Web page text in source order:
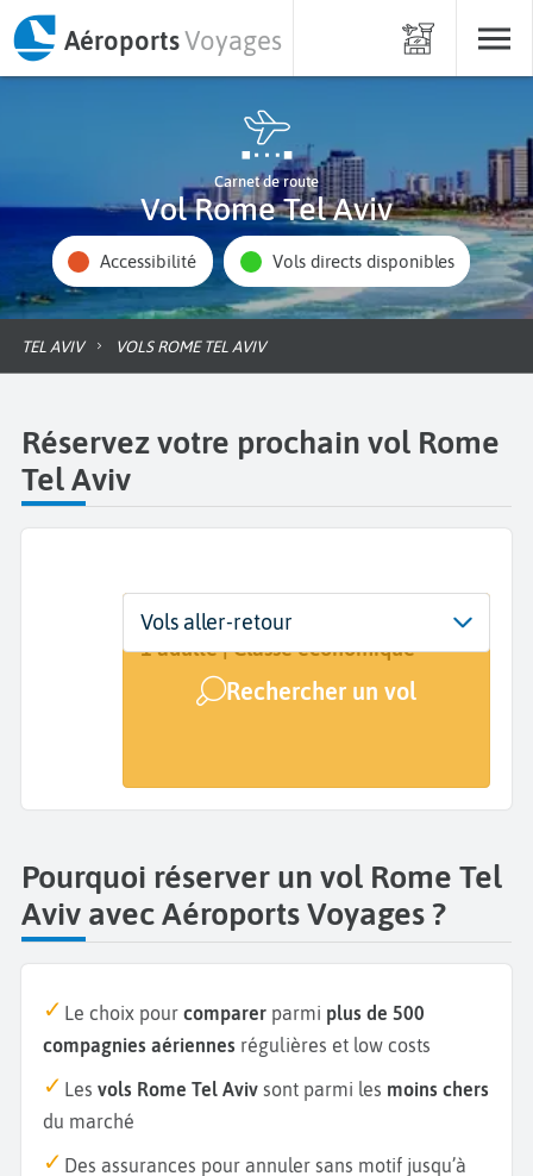
AéroportsVoyages
Carnet de route
Vol Rome Tel Aviv
Accessibilité Vols directs disponibles
TEL AVIV VOLS ROME TEL AVIV
Réservez votre prochain vol Rome
Tel Aviv
Départ
Rome (ROM)
Dates
Dates de votre voyage
Voyageurs | Classe
1 adulte | Classe économique
Rechercher un vol
Vols aller-retour
Pourquoi réserver un vol Rome Tel
Aviv avec Aéroports Voyages ?
Le choix pour comparer parmi plus de 500
compagnies aériennes régulières et low costs
Les vols Rome Tel Aviv sont parmi les moins chers
du marché
Des assurances pour annuler sans motif jusqu’à